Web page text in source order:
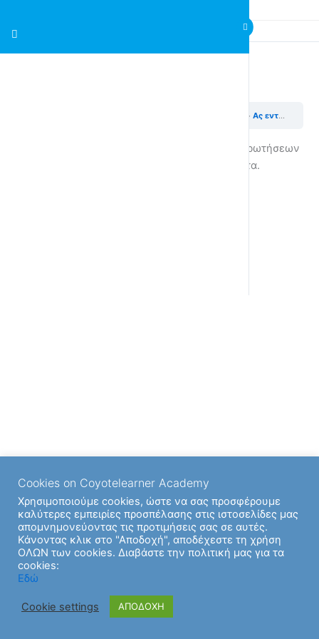
Ας εντοπίσουμε εμπόδια SE
Χρειάζεται να απαντήσετε σωστά το 80% το ερωτήσεων
για να μεταβείτε στην επόμενη ενότητα.
Cookies on Coyotelearner Academy
Χρησιμοποιούμε cookies, ώστε να σας προσφέρουμε
καλύτερες εμπειρίες προσπέλασης στις ιστοσελίδες μας
απομνημονεύοντας τις προτιμήσεις σας σε αυτές.
Κάνοντας κλικ στο "Αποδοχή", αποδέχεστε τη χρήση
ΟΛΩΝ των cookies. Διαβάστε την πολιτική μας για τα
cookies:
Εδώ
Cookie settings ΑΠΟΔΟΧΗ